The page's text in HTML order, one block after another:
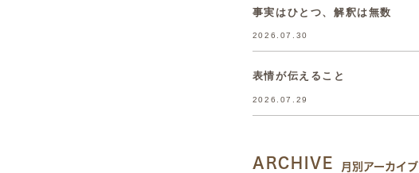
事実はひとつ、解釈は無数
2026.07.30
表情が伝えること
2026.07.29
ARCHIVE 月別アーカイブ